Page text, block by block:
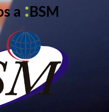
a : BSM